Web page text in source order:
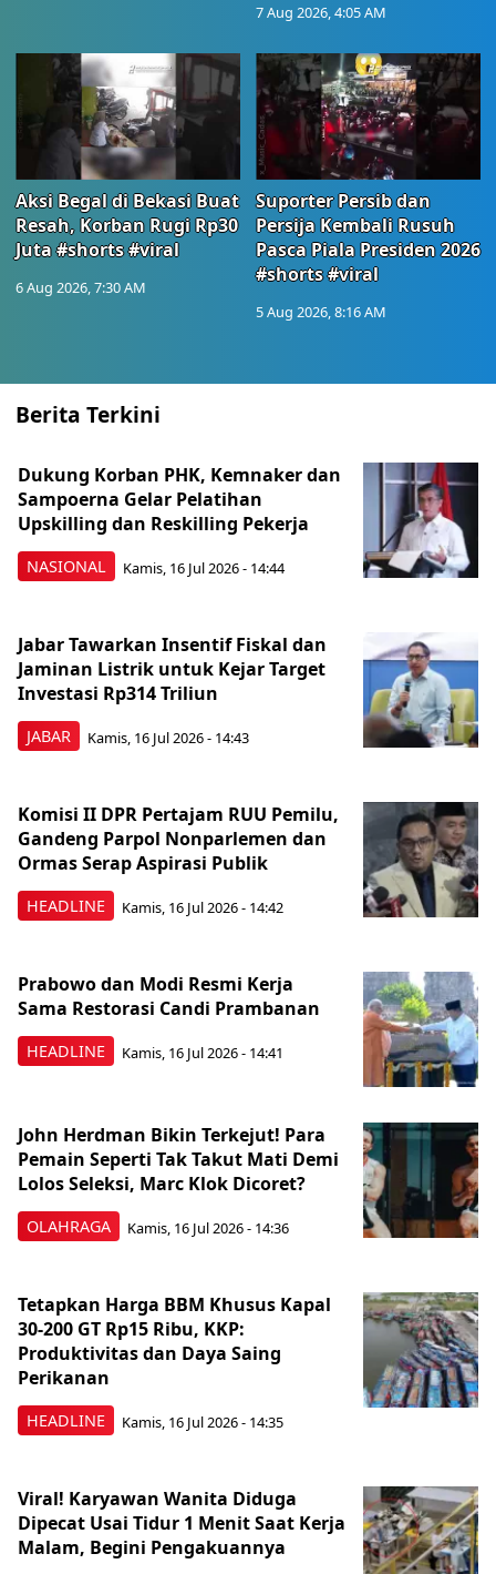
7 Aug 2026, 4:05 AM
Aksi Begal di Bekasi Buat
Resah, Korban Rugi Rp30
Juta #shorts #viral
6 Aug 2026, 7:30 AM
Suporter Persib dan
Persija Kembali Rusuh
Pasca Piala Presiden 2026
#shorts #viral
5 Aug 2026, 8:16 AM
Berita Terkini
NASIONAL
Dukung Korban PHK, Kemnaker dan
Sampoerna Gelar Pelatihan
Upskilling dan Reskilling Pekerja
Kamis, 16 Jul 2026 - 14:44
JABAR
Jabar Tawarkan Insentif Fiskal dan
Jaminan Listrik untuk Kejar Target
Investasi Rp314 Triliun
Kamis, 16 Jul 2026 - 14:43
HEADLINE
Komisi II DPR Pertajam RUU Pemilu,
Gandeng Parpol Nonparlemen dan
Ormas Serap Aspirasi Publik
Kamis, 16 Jul 2026 - 14:42
HEADLINE
Prabowo dan Modi Resmi Kerja
Sama Restorasi Candi Prambanan
Kamis, 16 Jul 2026 - 14:41
OLAHRAGA
John Herdman Bikin Terkejut! Para
Pemain Seperti Tak Takut Mati Demi
Lolos Seleksi, Marc Klok Dicoret?
Kamis, 16 Jul 2026 - 14:36
HEADLINE
Tetapkan Harga BBM Khusus Kapal
30-200 GT Rp15 Ribu, KKP:
Produktivitas dan Daya Saing
Perikanan
Kamis, 16 Jul 2026 - 14:35
Viral! Karyawan Wanita Diduga
Dipecat Usai Tidur 1 Menit Saat Kerja
Malam, Begini Pengakuannya